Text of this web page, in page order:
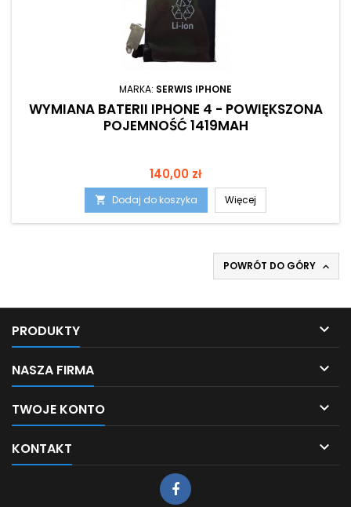
MARKA: SERWIS IPHONE
WYMIANA BATERII IPHONE 4 - POWIĘKSZONA
POJEMNOŚĆ 1419MAH
Cena
140,00 zł
 Dodaj do koszyka Więcej
POWRÓT DO GÓRY 
PRODUKTY 
NASZA FIRMA 
TWOJE KONTO 
KONTAKT 